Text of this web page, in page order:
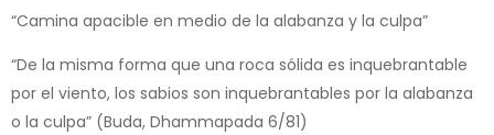
“Camina apacible en medio de la alabanza y la culpa”
“De la misma forma que una roca sólida es inquebrantable
por el viento, los sabios son inquebrantables por la alabanza
o la culpa” (Buda, Dhammapada 6/81)